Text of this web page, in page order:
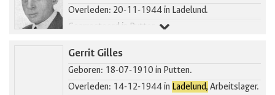
Overleden: 20-11-1944 in Ladelund.
Gearresteerd in Putten.
Gerrit Gilles
Geboren: 18-07-1910 in Putten.
Overleden: 14-12-1944 in Ladelund, Arbeitslager.